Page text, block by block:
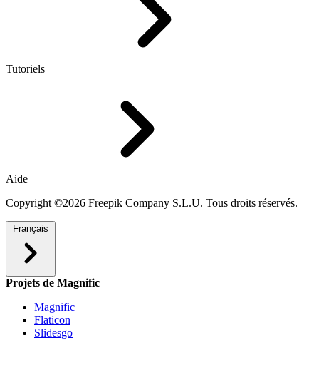
Tutoriels
Aide
Copyright ©2026 Freepik Company S.L.U. Tous droits réservés.
Français
Projets de Magnific
Magnific
Flaticon
Slidesgo